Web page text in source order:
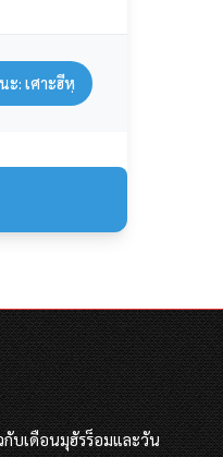
ะ: เศาะฮีหฺ
กับเดือนมุฮัรร็อมและวัน